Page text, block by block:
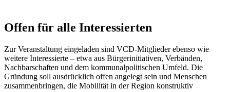
Offen für alle Interessierten
Zur Veranstaltung eingeladen sind VCD-Mitglieder ebenso wie
weitere Interessierte – etwa aus Bürgerinitiativen, Verbänden,
Nachbarschaften und dem kommunalpolitischen Umfeld. Die
Gründung soll ausdrücklich offen angelegt sein und Menschen
zusammenbringen, die Mobilität in der Region konstruktiv